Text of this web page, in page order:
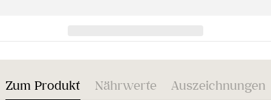
Zum Produkt Nährwerte Auszeichnungen